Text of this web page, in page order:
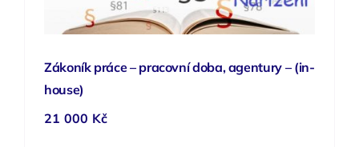
Zákoník práce – pracovní doba, agentury – (in-
house)
21 000 Kč